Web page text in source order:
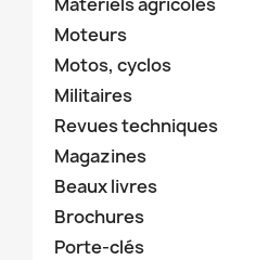
Moteurs
Motos, cyclos
Militaires
Revues techniques
Magazines
Beaux livres
Brochures
Porte-clés